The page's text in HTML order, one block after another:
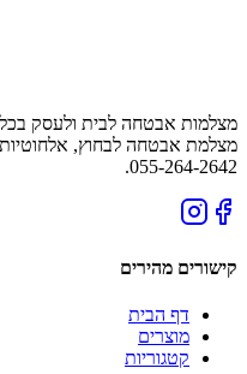
מצלמות אבטחה לבית ולעסק
055-264-2642.
קישורים מהירים
דף הבית
מוצרים
קטגוריות